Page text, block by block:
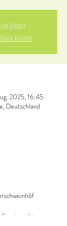
Verkauf
ansehen
2025, 16:45
Deutschland